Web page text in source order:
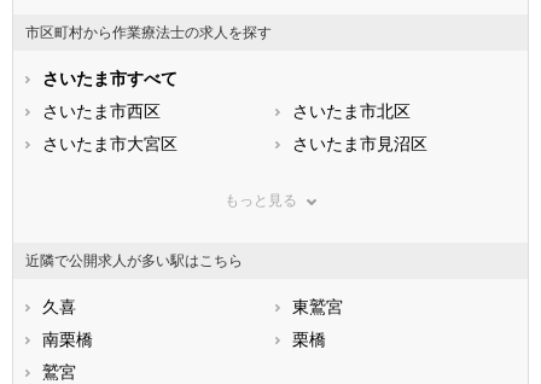
石川県
福井県
静岡県
滋賀県
大阪府
兵庫県
和歌山県
山口県
福岡県
佐賀県
熊本県
鹿児島県
市区町村から作業療法士の求人を探す
さいたま市すべて
さいたま市西区
さいたま市北区
さいたま市大宮区
さいたま市見沼区
さいたま市南区
市部
川越市
熊谷市
川口市
行田市
秩父市
もっと見る
近隣で公開求人が多い駅はこちら
久喜
東鷲宮
南栗橋
栗橋
鷲宮